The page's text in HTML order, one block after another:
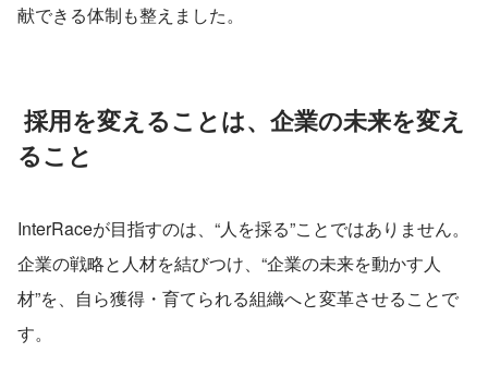
献できる体制も整えました。
ること
InterRaceが目指すのは、“人を採る”ことではありません。
企業の戦略と人材を結びつけ、“企業の未来を動かす人
材”を、自ら獲得・育てられる組織へと変革させることで
す。